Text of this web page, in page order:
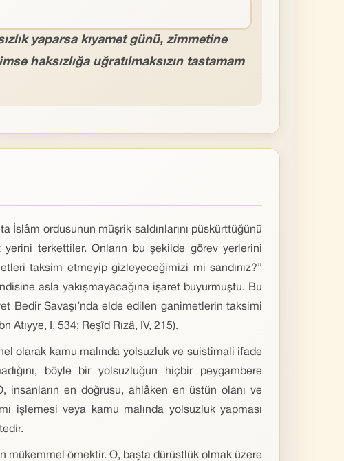
yaparsa kıyamet günü, zimmetine
haksızlığa uğratılmaksızın tastamam
İslâm ordusunun müşrik saldırılarını püskürttüğünü
yerini terkettiler. Onların bu şekilde görev yerlerini
taksim etmeyip gizleyeceğimizi mi sandınız?”
asla yakışmayacağına işaret buyurmuştu. Bu
Bedir Savaşı’nda elde edilen ganimetlerin taksimi
Atıyye, I, 534; Reşîd Rızâ, IV, 215).
olarak kamu malında yolsuzluk ve suistimali ifade
böyle bir yolsuzluğun hiçbir peygambere
insanların en doğrusu, ahlâken en üstün olanı ve
işlemesi veya kamu malında yolsuzluk yapması
mükemmel örnektir. O, başta dürüstlük olmak üzere